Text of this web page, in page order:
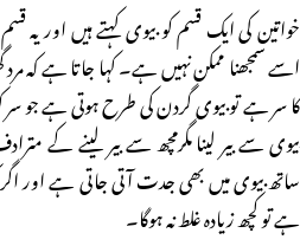
خواتین کی ایک قسم کو بیوی کہتے ہیں اور
اسے سمجھنا ممکن نہیں ہے۔ کہا جاتا ہے کہ مرد
کا سر ہے تو بیوی گردن کی طرح ہوتی ہے جو
بیوی سے بیر لینا مگرمچھ سے بیر لینے
ساتھ بیوی میں بھی جدت آتی جاتی ہے اور
ہے تو کچھ زیادہ غلط نہ ہوگا۔